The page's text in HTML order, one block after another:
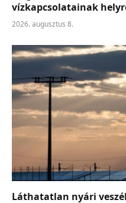
vízkapcsolatainak
2026. augusztus 8.
Láthatatlan nyári